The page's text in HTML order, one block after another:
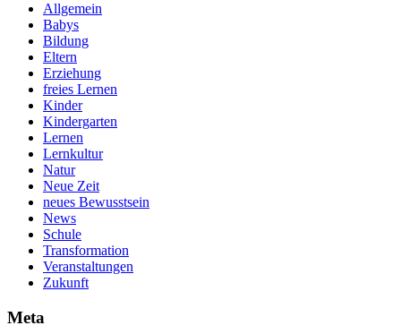
Allgemein
Babys
Bildung
Eltern
Erziehung
freies Lernen
Kinder
Kindergarten
Lernen
Lernkultur
Natur
Neue Zeit
neues Bewusstsein
News
Schule
Transformation
Veranstaltungen
Zukunft
Meta